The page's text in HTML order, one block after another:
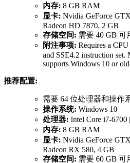
内存: 8 GB RAM
显卡: Nvidia GeForce
Radeon HD 7870, 2 GB
存储空间: 需要 40 GB 可
附注事项: Requires a
and SSE4.2 instruction set.
supports Windows 10 or
推荐配置:
需要 64 位处理器和操作
操作系统: Windows 10
处理器: Intel Core i7-
内存: 8 GB RAM
显卡: Nvidia GeForce
Radeon RX 580, 4 GB
存储空间: 需要 60 GB 可